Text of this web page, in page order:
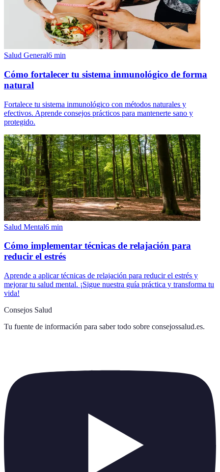
Salud General6 min
Cómo fortalecer tu sistema inmunológico de forma
natural
Fortalece tu sistema inmunológico con métodos naturales y
efectivos. Aprende consejos prácticos para mantenerte sano y
protegido.
Salud Mental6 min
Cómo implementar técnicas de relajación para
reducir el estrés
Aprende a aplicar técnicas de relajación para reducir el estrés y
mejorar tu salud mental. ¡Sigue nuestra guía práctica y transforma tu
vida!
Consejos Salud
Tu fuente de información para saber todo sobre consejossalud.es.